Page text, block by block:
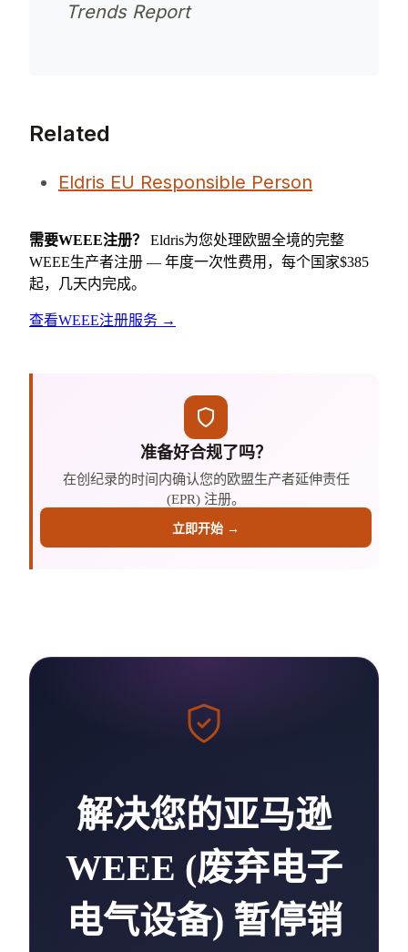
Trends Report
Related
Eldris EU Responsible Person
需要WEEE注册？
Eldris为您处理欧盟全境的完整
WEEE生产者注册 — 年度一次性费用，每个国家$385
起，几天内完成。
查看WEEE注册服务 →
准备好合规了吗？
在创纪录的时间内确认您的欧盟生产者延伸责任
(EPR) 注册。
立即开始 →
解决您的亚马逊
WEEE (废弃电子
电气设备) 暂停销